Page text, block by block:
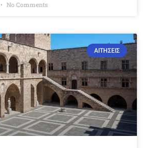
No Comments
ΑΙΤΗΣΕΙΣ